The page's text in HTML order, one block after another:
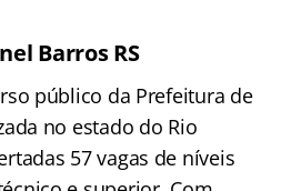
Barros RS
público da Prefeitura de
no estado do Rio
57 vagas de níveis